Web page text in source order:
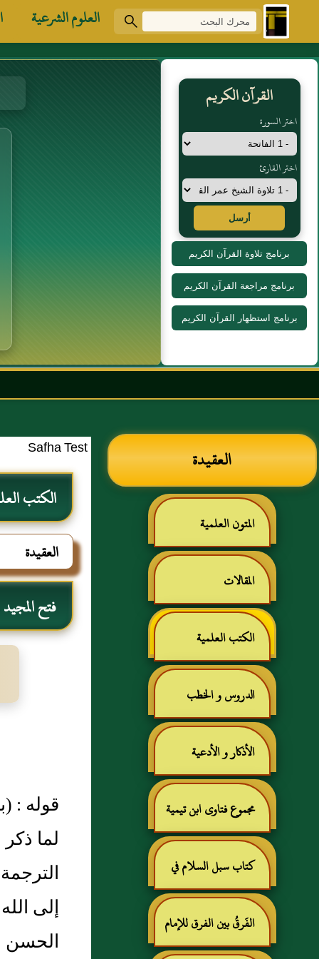
العلوم الشرعية
القرآن الكريم
اختر السورة
اختر القارئ
أرسل
برنامج تلاوة القرآن الكريم
برنامج مراجعة القرآن الكريم
برنامج استظهار القرآن الكريم
بسم الله الرحمن
العقيدة
المتون العلمية
المقالات
الكتب العلمية
الدروس و الخطب
الأذكار و الأدعية
مجموع فتاوى ابن تيمية
كتاب سبل السلام في
شرح بلوغ المرام للإمام
الفَرقُ بين الفرق للإمام
Safha Test
الكتب
العقيدة
فتح
قوله :
لما
إلى